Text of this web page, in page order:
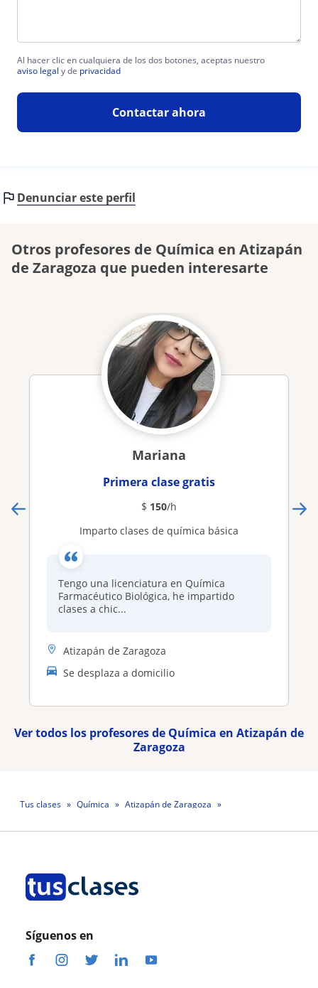
Al hacer clic en cualquiera de los dos botones, aceptas nuestro
aviso legal y de privacidad
Contactar ahora
Denunciar este perfil
Otros profesores de Química en Atizapán
de Zaragoza que pueden interesarte
Mariana
Primera clase gratis
$ 150/h
Imparto clases de química básica
Tengo una licenciatura en Química
Farmacéutico Biológica, he impartido
clases a chic...
Atizapán de Zaragoza
Se desplaza a domicilio
Ver todos los profesores de Química en Atizapán de
Zaragoza
Tus clases Química
Atizapán de Zaragoza
Síguenos en